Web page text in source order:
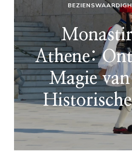
Athene:
Magie van